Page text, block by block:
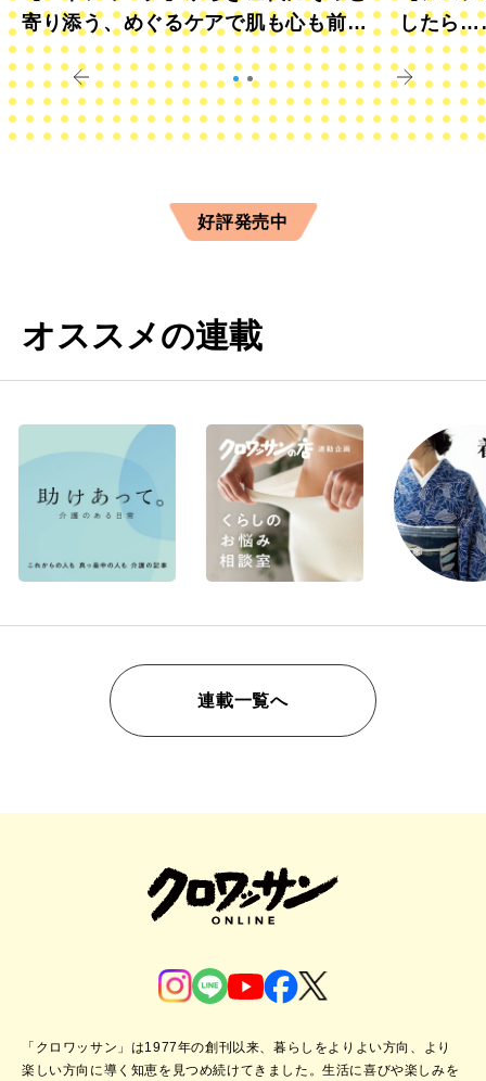
寄り添う、めぐるケアで肌も心も前向
きに
したら
すか？
好評発売中
オススメの連載
連載一覧へ
「クロワッサン」は1977年の創刊以来、暮らしをよりよい方向、より
楽しい方向に導く知恵を見つめ続けてきました。生活に喜びや楽しみを